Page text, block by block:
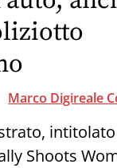
Marco Digireale
Shoots